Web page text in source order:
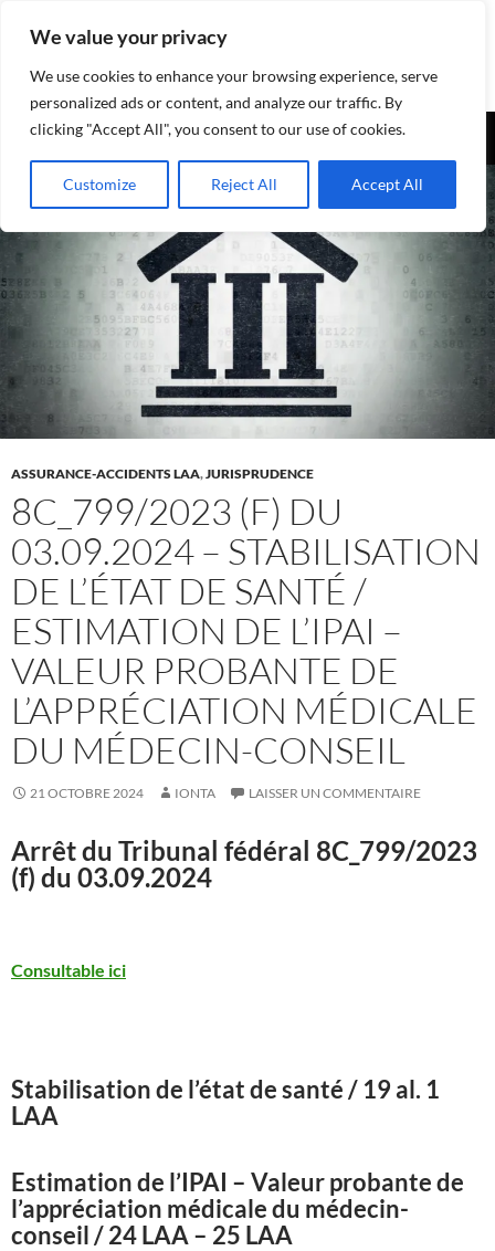
We value your privacy
We use cookies to enhance your browsing experience, serve
personalized ads or content, and analyze our traffic. By
clicking "Accept All", you consent to our use of cookies.
Customize Reject All Accept All
Assurances-sociales.info
Recherche
ASSURANCE-ACCIDENTS LAA,JURISPRUDENCE
8C_799/2023 (F) DU
03.09.2024 – STABILISATION
DE L’ÉTAT DE SANTÉ /
ESTIMATION DE L’IPAI –
VALEUR PROBANTE DE
L’APPRÉCIATION MÉDICALE
DU MÉDECIN-CONSEIL
21 OCTOBRE 2024 IONTA LAISSER UN COMMENTAIRE
Arrêt du Tribunal fédéral 8C_799/2023
(f) du 03.09.2024
Consultable ici
Stabilisation de l’état de santé / 19 al. 1
LAA
Estimation de l’IPAI – Valeur probante de
l’appréciation médicale du médecin-
conseil / 24 LAA – 25 LAA